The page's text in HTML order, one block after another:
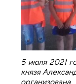
5 июля 2021
князя